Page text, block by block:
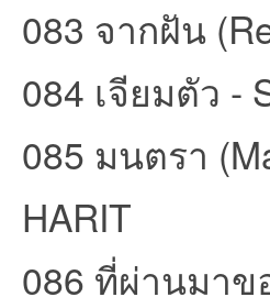
083 จากฝัน
084 เจียมตัว -
085 มนตรา
HARIT
086 ที่ผ่านมาข